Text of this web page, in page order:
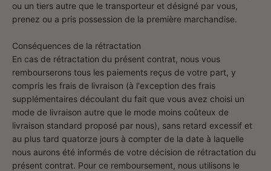
ou un tiers autre que le transporteur et désigné par vous,
prenez ou a pris possession de la première marchandise.
Conséquences de la rétractation
En cas de rétractation du présent contrat, nous vous
rembourserons tous les paiements reçus de votre part, y
compris les frais de livraison (à l'exception des frais
supplémentaires découlant du fait que vous avez choisi un
mode de livraison autre que le mode moins coûteux de
livraison standard proposé par nous), sans retard excessif et
au plus tard quatorze jours à compter de la date à laquelle
nous aurons été informés de votre décision de rétractation du
présent contrat. Pour ce remboursement, nous utilisons le